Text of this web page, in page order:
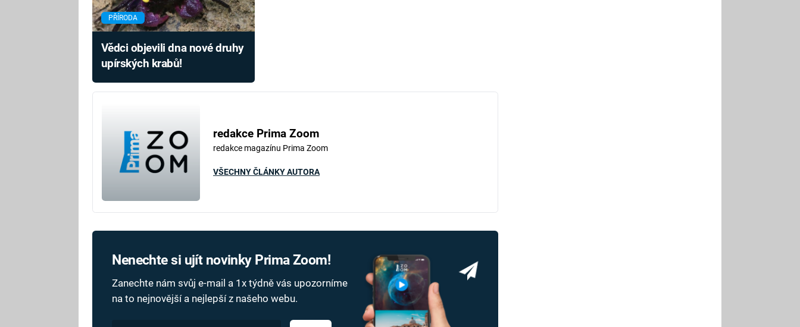
PŘÍRODA
Vědci objevili dna nové druhy
upírských krabů!
redakce Prima Zoom
redakce magazínu Prima Zoom
VŠECHNY ČLÁNKY AUTORA
Nenechte si ujít novinky Prima Zoom!
Zanechte nám svůj e-mail a 1x týdně vás upozorníme
na to nejnovější a nejlepší z našeho webu.